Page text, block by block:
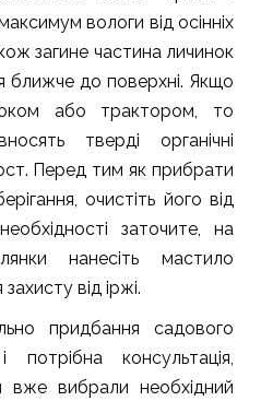
вологи від осінніх
загине частина личинок
ближче до поверхні. Якщо
або трактором, то
тверді органічні
Перед тим як прибрати
очистіть його від
заточите, на
нанесіть мастило
від іржі.
придбання садового
консультація,
вибрали необхідний